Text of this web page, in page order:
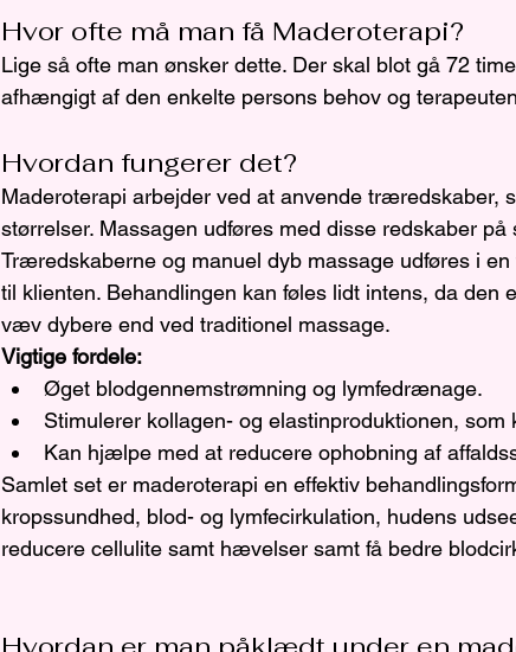
Hvor ofte må man få Maderoterapi?
Lige så ofte man ønsker dette. Der skal blot gå 72
afhængigt af den enkelte persons behov og
Hvordan fungerer det?
Maderoterapi arbejder ved at anvende træredskaber,
størrelser. Massagen udføres med disse redskaber
Træredskaberne og manuel dyb massage udføres i
til klienten. Behandlingen kan føles lidt intens, da den
væv dybere end ved traditionel massage.
Vigtige fordele:
Øget blodgennemstrømning og lymfedrænage.
Stimulerer kollagen- og elastinproduktionen, som
Kan hjælpe med at reducere ophobning af
Samlet set er maderoterapi en effektiv
kropssundhed, blod- og lymfecirkulation, hudens
reducere cellulite samt hævelser samt få bedre